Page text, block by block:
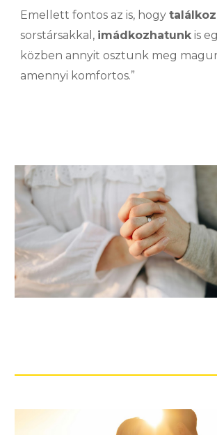
Emellett fontos az is, hogy
sorstársakkal, imádkozhatunkis
közben annyit osztunk meg
amennyi komfortos.”